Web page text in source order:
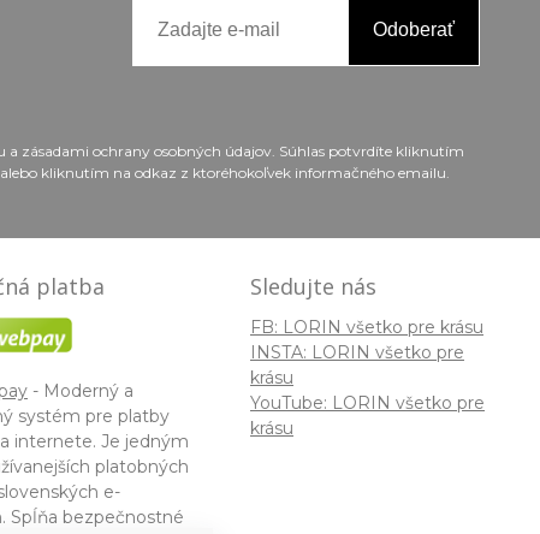
Odoberať
a zásadami ochrany osobných údajov. Súhlas potvrdíte kliknutím
kliknutím na odkaz z ktoréhokoľvek informačného emailu.
platba
- Moderný a
systém pre platby
internete. Je jedným
platobných
e-
Spĺňa bezpečnostné
Sledujte nás
FB: LORIN všetko pre krásu
INSTA: LORIN všetko pre
krásu
YouTube: LORIN všetko pre
krásu